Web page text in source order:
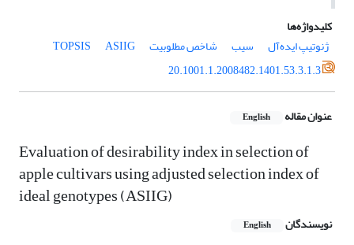
کلیدواژه‌ها
ژنوتیپ ایده‌آل
سیب شاخص مطلوبیت
20.1001.1.2008482.1401.53.3.1.3
عنوان مقاله English
Evaluation of desirability index in selection of
apple cultivars using adjusted ‎selection index of
ideal genotypes (ASIIG)‎
نویسندگان English